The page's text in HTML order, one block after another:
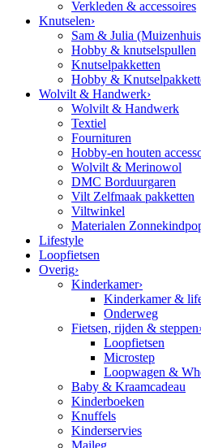
Verkleden & accessoires
Knutselen›
Sam & Julia
Hobby & knutselspullen
Knutselpakketten
Hobby &
Wolvilt & Handwerk›
Wolvilt & Handwerk
Textiel
Fournituren
Hobby-en houten
Wolvilt & Merinowol
DMC Borduurgaren
Vilt Zelfmaak pakketten
Viltwinkel
Materialen
Lifestyle
Loopfietsen
Overig›
Kinderkamer›
Kinderkamer &
Onderweg
Fietsen, rijden & steppen
Loopfietsen
Microstep
Loopwagen &
Baby & Kraamcadeau
Kinderboeken
Knuffels
Kinderservies